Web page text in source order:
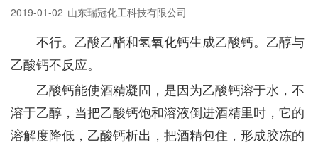
2019-01-02 山东瑞冠化工科技有限公司
不行。乙酸乙酯和氢氧化钙生成乙酸钙。乙醇与
乙酸钙不反应。
乙酸钙能使酒精凝固，是因为乙酸钙溶于水，不
溶于乙醇，当把乙酸钙饱和溶液倒进酒精里时，它的
溶解度降低，乙酸钙析出，把酒精包住，形成胶冻的